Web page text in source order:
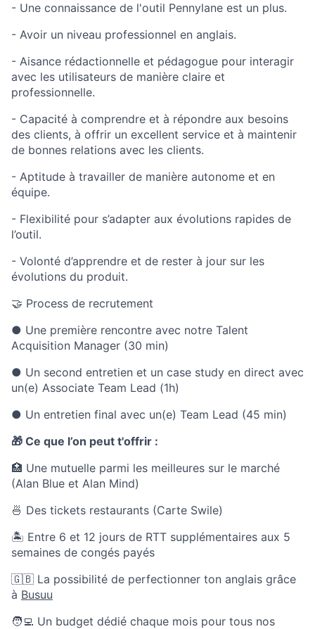
- Une connaissance de l'outil Pennylane est un plus.
- Avoir un niveau professionnel en anglais.
- Aisance rédactionnelle et pédagogue pour interagir
avec les utilisateurs de manière claire et
professionnelle.
- Capacité à comprendre et à répondre aux besoins
des clients, à offrir un excellent service et à maintenir
de bonnes relations avec les clients.
- Aptitude à travailler de manière autonome et en
équipe.
- Flexibilité pour s’adapter aux évolutions rapides de
l’outil.
- Volonté d’apprendre et de rester à jour sur les
évolutions du produit.
🤝 Process de recrutement
● Une première rencontre avec notre Talent
Acquisition Manager (30 min)
● Un second entretien et un case study en direct avec
un(e) Associate Team Lead (1h)
● Un entretien final avec un(e) Team Lead (45 min)
🎁 Ce que l’on peut t'offrir :
🏥 Une mutuelle parmi les meilleures sur le marché
(Alan Blue et Alan Mind)
🍜 Des tickets restaurants (Carte Swile)
🏝 Entre 6 et 12 jours de RTT supplémentaires aux 5
semaines de congés payés
🇬🇧 La possibilité de perfectionner ton anglais grâce
à Busuu
🧑‍💻 Un budget dédié chaque mois pour tous nos